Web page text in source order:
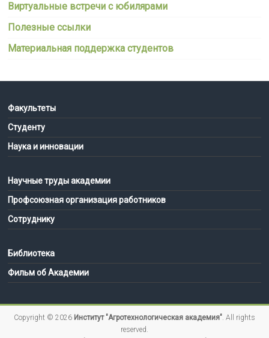
Виртуальные встречи с юбилярами
Полезные ссылки
Материальная поддержка студентов
Факультеты
Студенту
Наука и инновации
Научные труды академии
Профсоюзная организация работников
Сотруднику
Библиотека
Фильм об Академии
Copyright © 2026 Институт "Агротехнологическая академия". All rights
reserved.